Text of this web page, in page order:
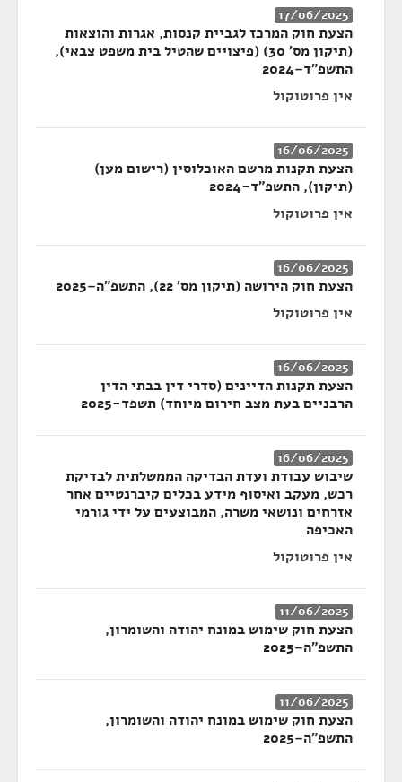
17/06/2025
הצעת חוק המרכז לגביית קנסות, אגרות והוצאות
(תיקון מס' 30) (פיצויים שהטיל בית משפט צבאי),
התשפ"ד–2024
אין פרוטוקול
16/06/2025
הצעת תקנות מרשם האוכלוסין (רישום מען)
(תיקון), התשפ"ד-2024
אין פרוטוקול
16/06/2025
הצעת חוק הירושה (תיקון מס' 22), התשפ"ה–2025
אין פרוטוקול
16/06/2025
הצעת תקנות הדיינים (סדרי דין בבתי הדין
הרבניים בעת מצב חירום מיוחד) תשפד-2025
16/06/2025
שיבוש עבודת ועדת הבדיקה הממשלתית לבדיקת
רכש, מעקב ואיסוף מידע בכלים קיברנטיים אחר
אזרחים ונושאי משרה, המבוצעים על ידי גורמי
האכיפה
אין פרוטוקול
11/06/2025
הצעת חוק שימוש במונח יהודה והשומרון,
התשפ"ה–2025
11/06/2025
הצעת חוק שימוש במונח יהודה והשומרון,
התשפ"ה–2025